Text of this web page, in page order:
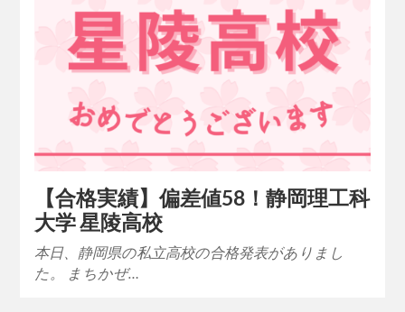
【合格実績】偏差値58！静岡理工科
大学 星陵高校
本日、静岡県の私立高校の合格発表がありまし
た。 まちかぜ…